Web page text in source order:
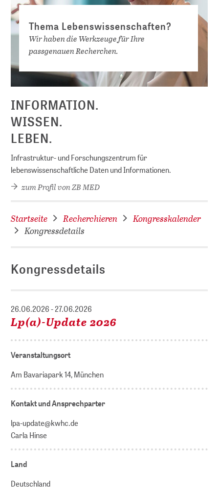
Thema Lebenswissenschaften?
Wir haben die Werkzeuge für Ihre
passgenauen Recherchen.
INFORMATION.
WISSEN.
LEBEN.
Infrastruktur- und Forschungszentrum für
lebenswissenschaftliche Daten und Informationen.
zum Profil von ZB MED
Startseite Recherchieren
Kongresskalender
Kongressdetails
Kongressdetails
26.06.2026 - 27.06.2026
Lp(a)-Update 2026
Veranstaltungsort
Am Bavariapark 14, München
Kontakt und Ansprechparter
lpa-update@kwhc.de
Carla Hinse
Land
Deutschland